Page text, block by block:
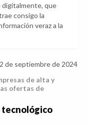
digitalmente, que
consigo la
veraz a la
de septiembre de 2024
de alta y
ofertas de
tecnológico